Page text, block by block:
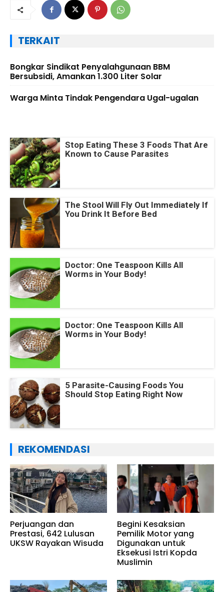
TERKAIT
Bongkar Sindikat Penyalahgunaan BBM
Bersubsidi, Amankan 1.300 Liter Solar
Warga Minta Tindak Pengendara Ugal-ugalan
Stop Eating These 3 Foods That Are
Known to Cause Parasites
The Stool Will Fly Out Immediately If
You Drink It Before Bed
Doctor: One Teaspoon Kills All
Worms in Your Body!
Doctor: One Teaspoon Kills All
Worms in Your Body!
5 Parasite-Causing Foods You
Should Stop Eating Right Now
REKOMENDASI
Perjuangan dan
Prestasi, 642 Lulusan
UKSW Rayakan Wisuda
Begini Kesaksian
Pemilik Motor yang
Digunakan untuk
Eksekusi Istri Kopda
Muslimin